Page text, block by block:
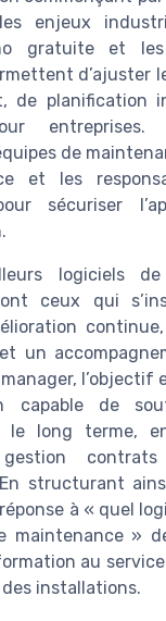
enjeux
gratuite et les
d’ajuster
de planification
de
et les
sécuriser
logiciels
ceux qui
un
l’objectif
capable de
le long terme,
gestion
structurant
à « quel
maintenance »
au
installations.